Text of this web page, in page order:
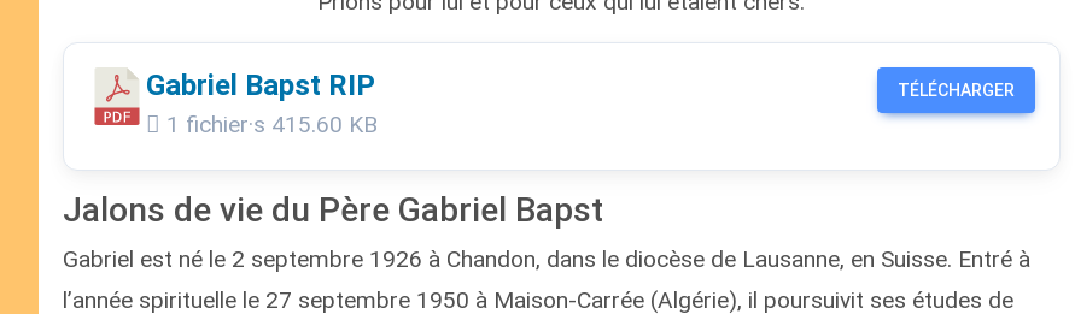
Gabriel Bapst RIP
1 fichier·s 415.60 KB
TÉLÉCHARGER
Jalons de vie du Père Gabriel Bapst
Gabriel est né le 2 septembre 1926 à Chandon, dans le diocèse de Lausanne, en Suisse. Entré à
l’année spirituelle le 27 septembre 1950 à Maison-Carrée (Algérie), il poursuivit ses études de